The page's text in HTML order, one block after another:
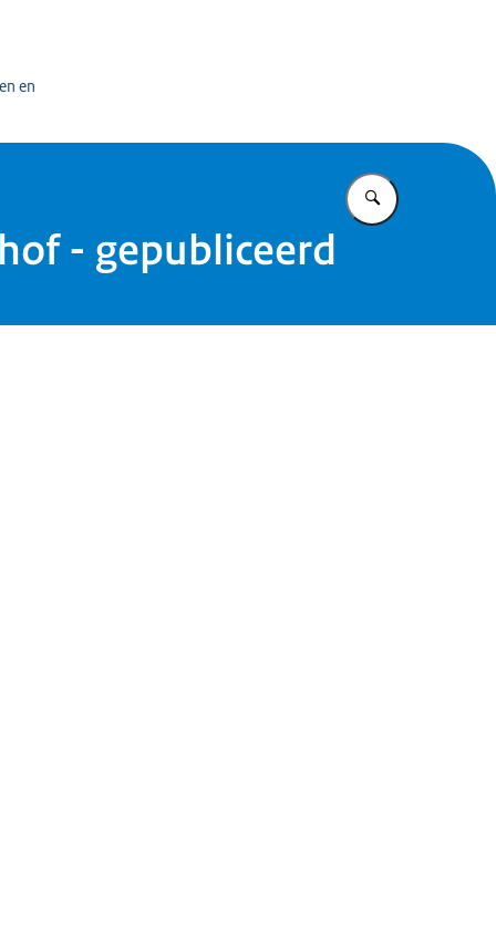
en
Vul in wat u
- gepubliceerd